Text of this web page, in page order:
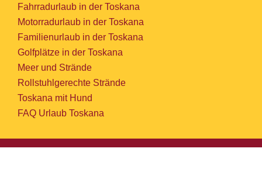
Fahrradurlaub in der Toskana
Motorradurlaub in der Toskana
Familienurlaub in der Toskana
Golfplätze in der Toskana
Meer und Strände
Rollstuhlgerechte Strände
Toskana mit Hund
FAQ Urlaub Toskana